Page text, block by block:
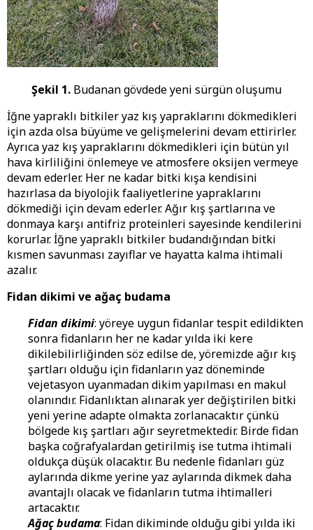
Şekil 1. Budanan gövdede yeni sürgün oluşumu
İğne yapraklı bitkiler yaz kış yapraklarını dökmedikleri
için azda olsa büyüme ve gelişmelerini devam ettirirler.
Ayrıca yaz kış yapraklarını dökmedikleri için bütün yıl
hava kirliliğini önlemeye ve atmosfere oksijen vermeye
devam ederler. Her ne kadar bitki kışa kendisini
hazırlasa da biyolojik faaliyetlerine yapraklarını
dökmediği için devam ederler. Ağır kış şartlarına ve
donmaya karşı antifriz proteinleri sayesinde kendilerini
korurlar. İğne yapraklı bitkiler budandığından bitki
kısmen savunması zayıflar ve hayatta kalma ihtimali
azalır.
Fidan dikimi ve ağaç budama
Fidan dikimi: yöreye uygun fidanlar tespit edildikten
sonra fidanların her ne kadar yılda iki kere
dikilebilirliğinden söz edilse de, yöremizde ağır kış
şartları olduğu için fidanların yaz döneminde
vejetasyon uyanmadan dikim yapılması en makul
olanındır. Fidanlıktan alınarak yer değiştirilen bitki
yeni yerine adapte olmakta zorlanacaktır çünkü
bölgede kış şartları ağır seyretmektedir. Birde fidan
başka coğrafyalardan getirilmiş ise tutma ihtimali
oldukça düşük olacaktır. Bu nedenle fidanları güz
aylarında dikme yerine yaz aylarında dikmek daha
avantajlı olacak ve fidanların tutma ihtimalleri
artacaktır.
Ağaç budama: Fidan dikiminde olduğu gibi yılda iki